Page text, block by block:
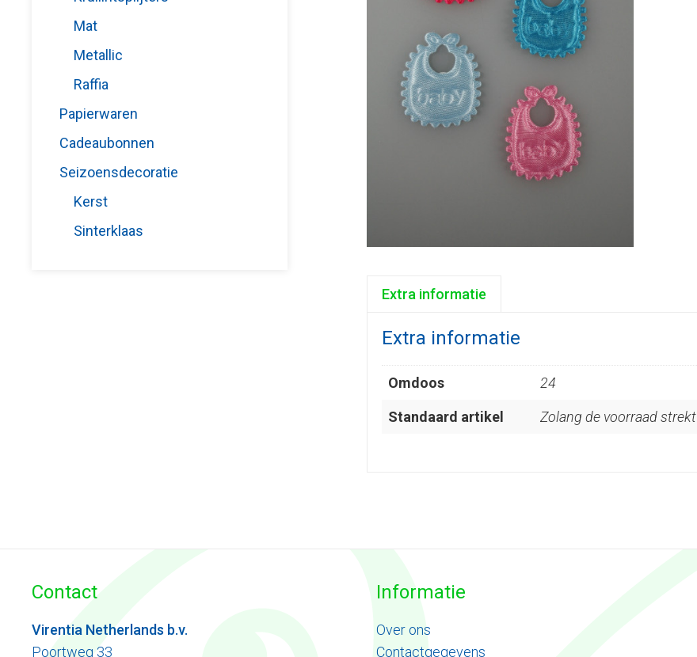
Extra informatie
Extra informatie
Omdoos 24
Standaard artikel Zolang de voorraad strekt
Mat
Metallic
Raffia
Papierwaren
Cadeaubonnen
Seizoensdecoratie
Kerst
Sinterklaas
Contact
Virentia Netherlands b.v.
Poortweg 33
Informatie
Overons
Contactgegevens